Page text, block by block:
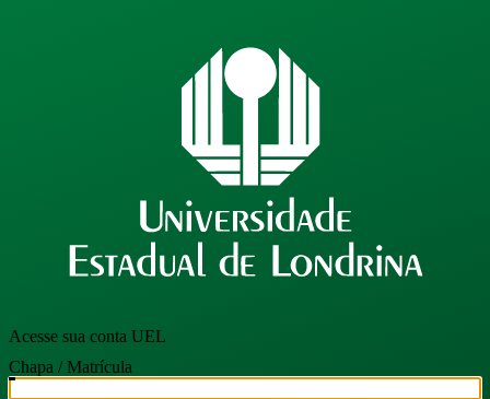
Acesse sua conta UEL
Chapa / Matrícula